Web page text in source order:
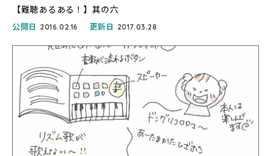
【難聴あるある！】其の六
公開日 2016.02.16 更新日 2017.03.28